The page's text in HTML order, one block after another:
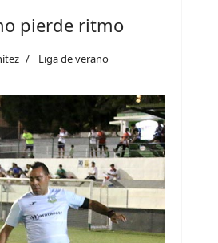
pierde ritmo
Liga de verano